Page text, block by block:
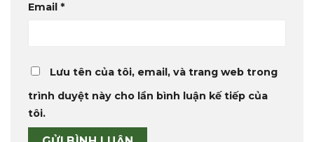
Email *
Lưu tên của tôi, email, và trang web trong
trình duyệt này cho lần bình luận kế tiếp của
tôi.